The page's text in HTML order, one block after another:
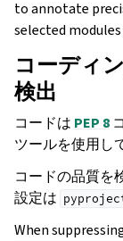
to annotate
selected
コーディ
検出
コードは PEP 8
ツールを使用し
コードの品質を
設定は
When